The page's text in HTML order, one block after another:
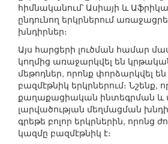
հիմնականում՝ Ասիայի և
ընդունող երկրներում
խնդիրներ։
Այս հարցերի լուծման համար
կողմից առաջարկվել են
մեթոդներ, որոնք փորձարկվել
բազմէթնիկ երկրներում։ Նշենք,
քաղաքացիական ինտեգրման և
լարվածության մեղմացման
գրեթե բոլոր երկրներին, որոնց
կազմը բազմէթնիկ է։